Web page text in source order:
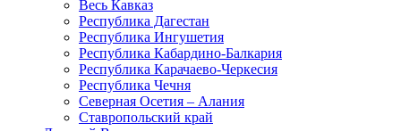
Весь Кавказ
Республика Дагестан
Республика Ингушетия
Республика Кабардино-Балкария
Республика Карачаево-Черкесия
Республика Чечня
Северная Осетия – Алания
Ставропольский край